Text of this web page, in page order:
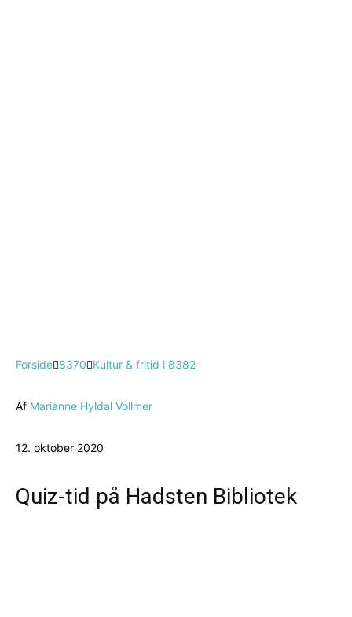
Forside 8370 Kultur & fritid i 8382
Af Marianne Hyldal Vollmer
12. oktober 2020
Quiz-tid på Hadsten Bibliotek